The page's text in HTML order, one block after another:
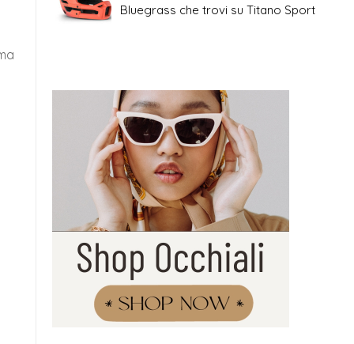
Bluegrass che trovi su Titano Sport